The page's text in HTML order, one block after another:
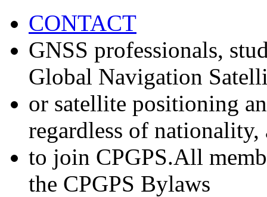
CONTACT
GNSS professionals,
Global Navigation
or satellite positioning
regardless of nationality,
to join CPGPS.All
the CPGPS Bylaws